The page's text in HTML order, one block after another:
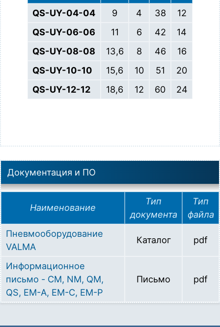
QS-UY-04-04
9 4 38
12
QS-UY-06-06
11 6 42
14
QS-UY-08-08
13,6 8 46
16
QS-UY-10-10
15,6 10 51
20
QS-UY-12-12
18,6 12 60 24
Документация и ПО
Наименование
Тип
документа
Тип
файла
Пневмооборудование
VALMA
Каталог pdf
Информационное
письмо - CM, NM, QM,
QS, ЕМ-A, EM-C, EM-P
Письмо pdf